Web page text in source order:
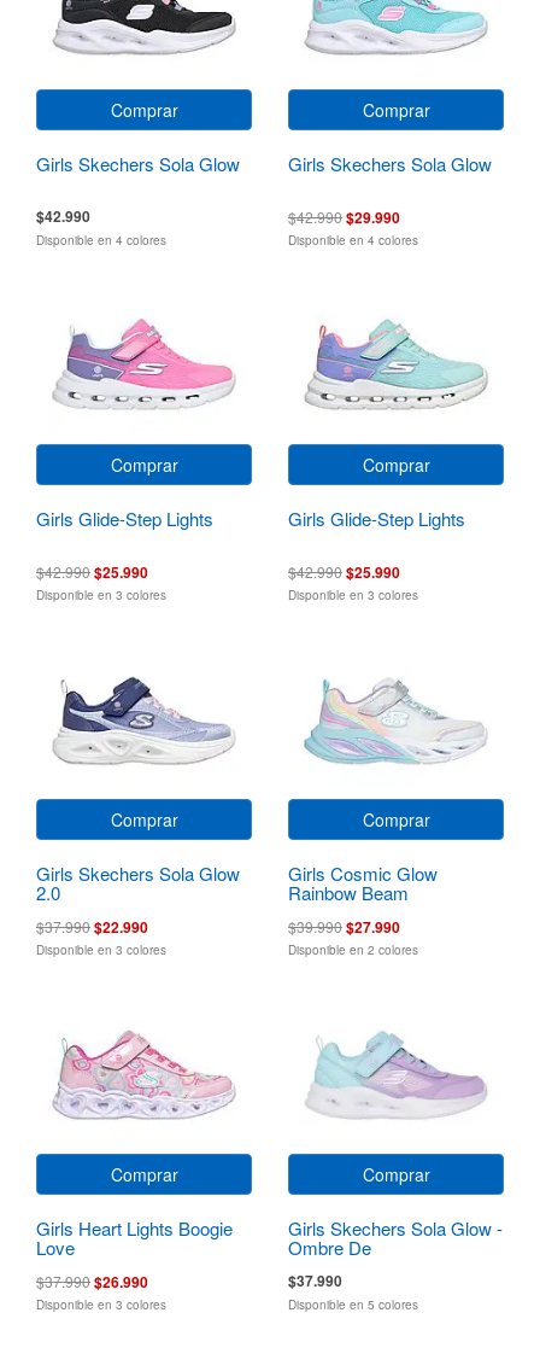
Comprar
Girls Skechers Sola Glow
$42.990
Disponible en 4 colores
Comprar
Girls Skechers Sola Glow
$42.990$29.990
Disponible en 4 colores
Comprar
Girls Glide-Step Lights
$42.990$25.990
Disponible en 3 colores
Comprar
Girls Glide-Step Lights
$42.990$25.990
Disponible en 3 colores
Comprar
Girls Skechers Sola Glow
2.0
$37.990$22.990
Disponible en 3 colores
Comprar
Girls Cosmic Glow
Rainbow Beam
$39.990$27.990
Disponible en 2 colores
Comprar
Girls Heart Lights Boogie
Love
$37.990$26.990
Disponible en 3 colores
Comprar
Girls Skechers Sola Glow -
Ombre De
$37.990
Disponible en 5 colores